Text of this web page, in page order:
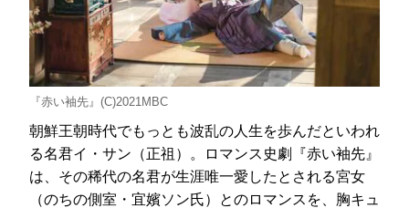
『赤い袖先』(C)2021MBC
朝鮮王朝時代でもっとも波乱の人生を歩んだといわれ
る名君イ・サン（正祖）。ロマンス史劇『赤い袖先』
は、その稀代の名君が生涯唯一愛したとされる宮女
（のちの側室・宜嬪ソン氏）とのロマンスを、胸キュ